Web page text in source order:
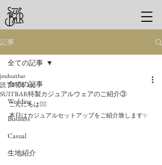
記事
全ての記事
Wedding
Business
Casual
生地紹介
全ての記事
SUITBAR特製カジュアルウェアのご紹介③
jmdsuitbar
読了時間: 1分
こんにちは🙋‍♂️
本日はカジュアルセットアップをご紹介致します✨